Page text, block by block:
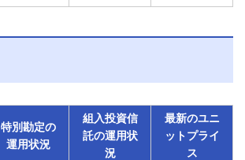
特別勘定の
運用状況
組入投資信
託の運用状
況
最新のユニ
ットプライ
ス